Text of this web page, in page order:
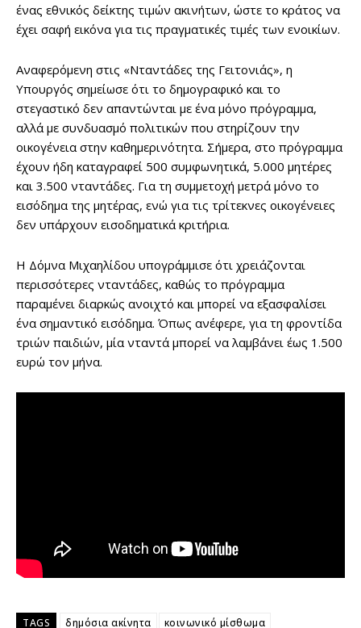
ένας εθνικός δείκτης τιμών ακινήτων, ώστε το κράτος να
έχει σαφή εικόνα για τις πραγματικές τιμές των ενοικίων.
Αναφερόμενη στις «Νταντάδες της Γειτονιάς», η
Υπουργός σημείωσε ότι το δημογραφικό και το
στεγαστικό δεν απαντώνται με ένα μόνο πρόγραμμα,
αλλά με συνδυασμό πολιτικών που στηρίζουν την
οικογένεια στην καθημερινότητα. Σήμερα, στο πρόγραμμα
έχουν ήδη καταγραφεί 500 συμφωνητικά, 5.000 μητέρες
και 3.500 νταντάδες. Για τη συμμετοχή μετρά μόνο το
εισόδημα της μητέρας, ενώ για τις τρίτεκνες οικογένειες
δεν υπάρχουν εισοδηματικά κριτήρια.
Η Δόμνα Μιχαηλίδου υπογράμμισε ότι χρειάζονται
περισσότερες νταντάδες, καθώς το πρόγραμμα
παραμένει διαρκώς ανοιχτό και μπορεί να εξασφαλίσει
ένα σημαντικό εισόδημα. Όπως ανέφερε, για τη φροντίδα
τριών παιδιών, μία νταντά μπορεί να λαμβάνει έως 1.500
ευρώ τον μήνα.
TAGS δημόσια ακίνητα κοινωνικό μίσθωμα